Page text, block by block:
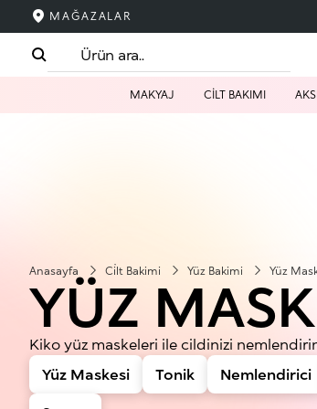
MAĞAZALAR
MAKYAJ CİLT BAKIMI
Anasayfa Ci̇lt Bakimi Yüz Bakimi Yüz
YÜZ
Kiko yüz maskeleri ile cildinizi
Yüz Maskesi
Tonik Nemlendirici